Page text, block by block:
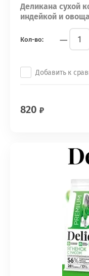
Деликана сухой
индейкой и
Кол-во: −
Добавить к
820